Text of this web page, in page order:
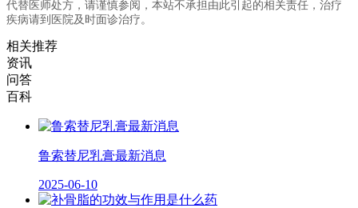
代替医师处方，请谨慎参阅，本站不承担由此引起的相关责任，治疗
疾病请到医院及时面诊治疗。
相关推荐
资讯
问答
百科
鲁索替尼乳膏最新消息
2025-06-10